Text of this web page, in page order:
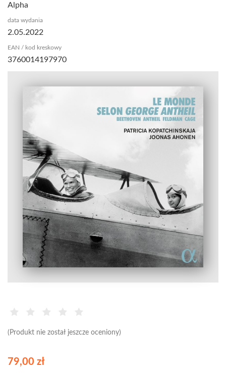
(Produkt nie został jeszcze oceniony)
Alpha
data wydania
2.05.2022
EAN / kod kreskowy
3760014197970
79,00 zł